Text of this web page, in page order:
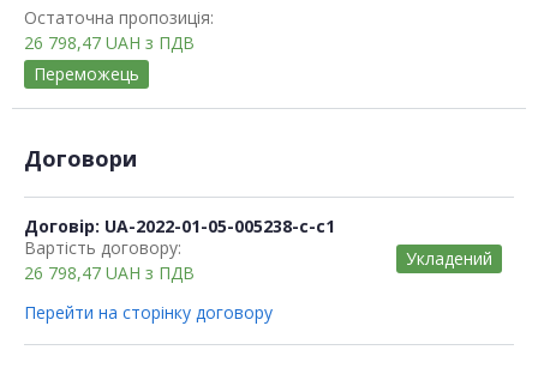
Остаточна пропозиція:
26 798,47 UAH з ПДВ
Переможець
Договори
Договір: UA-2022-01-05-005238-c-c1
Вартість договору:
26 798,47 UAH з ПДВ
Укладений
Перейти на сторінку договору